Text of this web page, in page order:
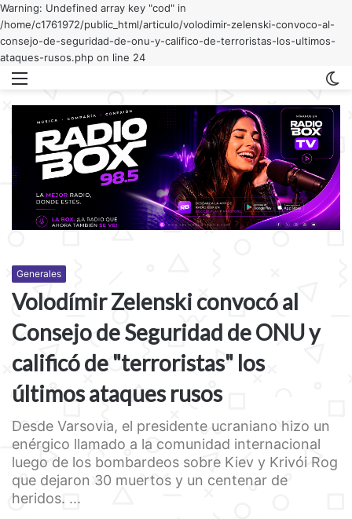
Warning: Undefined array key "cod" in
/home/c1761972/public_html/articulo/volodimir-zelenski-convoco-al-
consejo-de-seguridad-de-onu-y-califico-de-terroristas-los-ultimos-
ataques-rusos.php on line 24
Generales
Volodímir Zelenski convocó al
Consejo de Seguridad de ONU y
calificó de "terroristas" los
últimos ataques rusos
Desde Varsovia, el presidente ucraniano hizo un
enérgico llamado a la comunidad internacional
luego de los bombardeos sobre Kiev y Krivói Rog
que dejaron 30 muertos y un centenar de
heridos. ...